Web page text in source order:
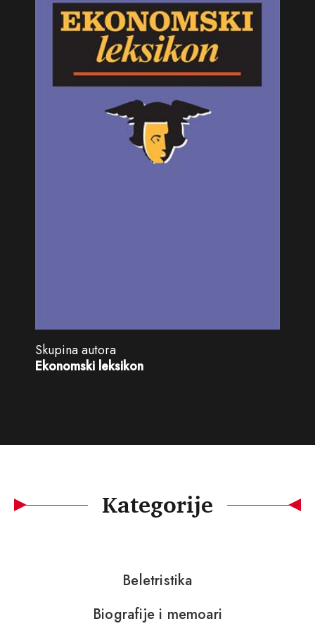
Skupina autora
Ekonomski leksikon
Kategorije
Beletristika
Biografije i memoari